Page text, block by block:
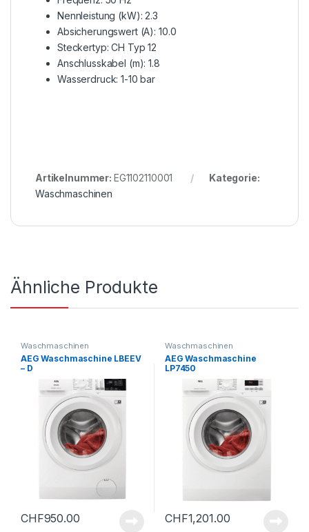
Nennleistung (kW): 2.3
Absicherungswert (A): 10.0
Steckertyp: CH Typ 12
Anschlusskabel (m): 1.8
Wasserdruck: 1-10 bar
Artikelnummer: EG1102110001
Kategorie:
Waschmaschinen
Ähnliche Produkte
Waschmaschinen
AEG Waschmaschine LBEEV
– D
CHF950.00
Waschmaschinen
AEG Waschmaschine
LP7450
CHF1,201.00